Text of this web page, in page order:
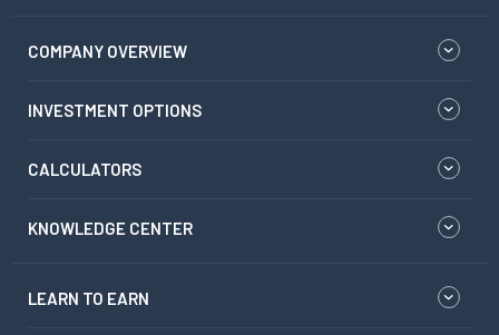
COMPANY OVERVIEW
INVESTMENT OPTIONS
CALCULATORS
KNOWLEDGE CENTER
LEARN TO EARN